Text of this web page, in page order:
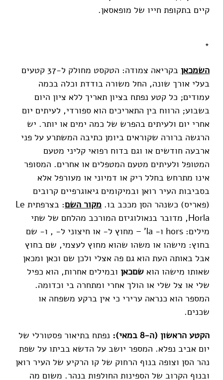
קיים בתקופת חייו של מופאסאן.
*
השמכאן
בקריאה צמודה: הטקסט מחולק ל-37 קטעים
בעלי אורך שונה, החל משורה בודדת וכלה בכמה
עמודים; כל קטע נפתח בציון תאריך ללא ציון היום
בשבוע; הרווח בין התאריכים הוא ספורדי, לעיתים יום
אחרי יום ולעיתים בהפרש של כמה ימים או יותר. יש
הרגשה ברורה שקוראים ביומן כתיבה המשתרע על פני
ארבעה חודשים או וגם בדוח רפואי קליני מטעם
המטופל ולעיתים מטעם המטפלים או אחרים. המסופר
אינו מתרחש בחלל ריק או דמיוני או מעורפל אלא
בסביבות העיר רואן ובמיקומים גיאוגרפיים קרובים
(פאריס) כשנהר הסן מככב בו. מקור השם
: בצרפתית Le
Horla, מדובר בנאולוגיזם המורכב מהלחם של שתי
מילים: hors ו- la' – מחוץ ל- או חיצוני ל- , ו- שם
בחוץ: מישהו או משהו שהוא מחוץ לעצמי, שם בחוץ
אבל באותה העת הוא גם פה אצלי ולכן שם וכאן ומכאן
שאותו מישהו הוא שםכאן ובמילים אחרות, הוא כפיל
שלי או צל שלי או הולך אחרי ומתחרה בי וכדומה.
המספר הוא כנראה ערירי כי אין ברקע משפחה או
שכנים.
הקטע הראשון (ה-8 במאי):
נפתח בתיאור פסטורלי של
יום אביב נפלא. המספר יושב על הדשא בביתו על שפת
נהר הסן וצופה בנוף הרחוק של קו הרקיע של העיר רואן
ובנוף הקרוב של הספינות החולפות בנהר. משום מה